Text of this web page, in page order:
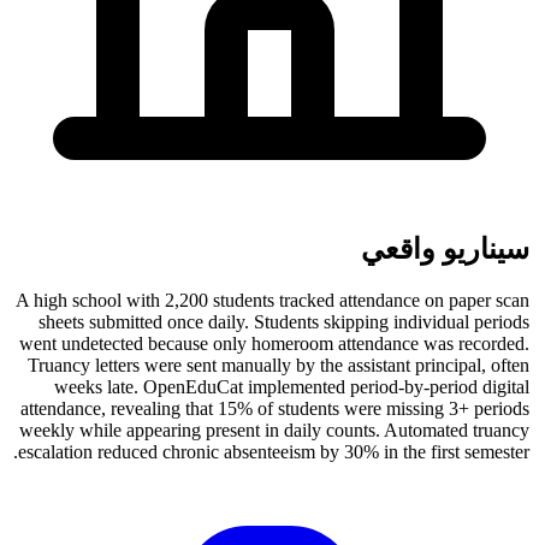
سيناريو واقعي
A high school with 2,200 students tracked attendance on paper scan
sheets submitted once daily. Students skipping individual periods
went undetected because only homeroom attendance was recorded.
Truancy letters were sent manually by the assistant principal, often
weeks late. OpenEduCat implemented period-by-period digital
attendance, revealing that 15% of students were missing 3+ periods
weekly while appearing present in daily counts. Automated truancy
escalation reduced chronic absenteeism by 30% in the first semester.